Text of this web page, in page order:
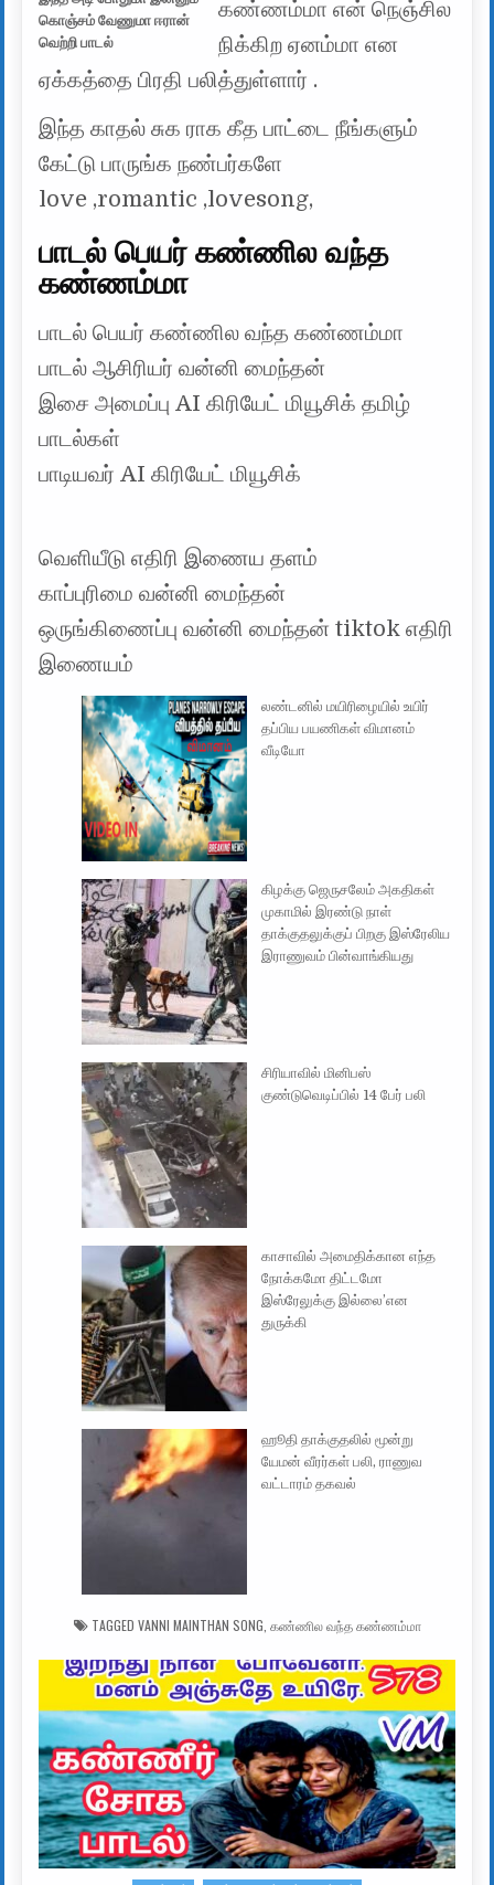
கொஞ்சம் வேணுமா ஈரான்
வெற்றி பாடல்
கண்ணம்மா என் நெஞ்சில
நிக்கிற ஏனம்மா என
ஏக்கத்தை பிரதி பலித்துள்ளார் .
இந்த காதல் சுக ராக கீத பாட்டை நீங்களும்
கேட்டு பாருங்க நண்பர்களே
love ,romantic ,lovesong,
பாடல் பெயர் கண்ணில வந்த
கண்ணம்மா
பாடல் பெயர் கண்ணில வந்த கண்ணம்மா
பாடல் ஆசிரியர் வன்னி மைந்தன்
இசை அமைப்பு AI கிரியேட் மியூசிக் தமிழ்
பாடல்கள்
பாடியவர் AI கிரியேட் மியூசிக்
வெளியீடு எதிரி இணைய தளம்
காப்புரிமை வன்னி மைந்தன்
ஒருங்கிணைப்பு வன்னி மைந்தன் tiktok எதிரி
இணையம்
லண்டனில் மயிரிழையில் உயிர்
தப்பிய பயணிகள் விமானம்
வீடியோ
கிழக்கு ஜெருசலேம் அகதிகள்
முகாமில் இரண்டு நாள்
தாக்குதலுக்குப் பிறகு இஸ்ரேலிய
இராணுவம் பின்வாங்கியது
சிரியாவில் மினிபஸ்
குண்டுவெடிப்பில் 14 பேர் பலி
காசாவில் அமைதிக்கான எந்த
நோக்கமோ திட்டமோ
இஸ்ரேலுக்கு இல்லை’என
துருக்கி
ஹூதி தாக்குதலில் மூன்று
யேமன் வீரர்கள் பலி, ராணுவ
வட்டாரம் தகவல்
TAGGED VANNI MAINTHAN SONG கண்ணில வந்த கண்ணம்மா